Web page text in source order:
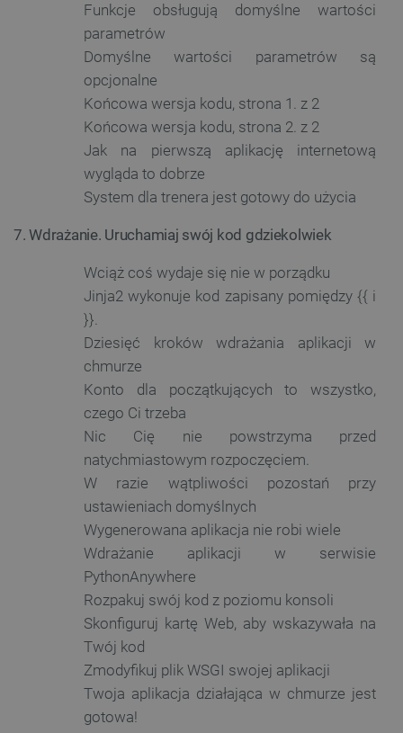
Funkcje obsługują domyślne wartości
parametrów
Domyślne wartości parametrów są
opcjonalne
Końcowa wersja kodu, strona 1. z 2
Końcowa wersja kodu, strona 2. z 2
Jak na pierwszą aplikację internetową
wygląda to dobrze
System dla trenera jest gotowy do użycia
7. Wdrażanie. Uruchamiaj swój kod gdziekolwiek
Wciąż coś wydaje się nie w porządku
Jinja2 wykonuje kod zapisany pomiędzy {{ i
}}.
Dziesięć kroków wdrażania aplikacji w
chmurze
Konto dla początkujących to wszystko,
czego Ci trzeba
Nic Cię nie powstrzyma przed
natychmiastowym rozpoczęciem.
W razie wątpliwości pozostań przy
ustawieniach domyślnych
Wygenerowana aplikacja nie robi wiele
Wdrażanie aplikacji w serwisie
PythonAnywhere
Rozpakuj swój kod z poziomu konsoli
Skonfiguruj kartę Web, aby wskazywała na
Twój kod
Zmodyfikuj plik WSGI swojej aplikacji
Twoja aplikacja działająca w chmurze jest
gotowa!
LaSID
botland.com.pl
__cf_bm
Cloudflare Inc.